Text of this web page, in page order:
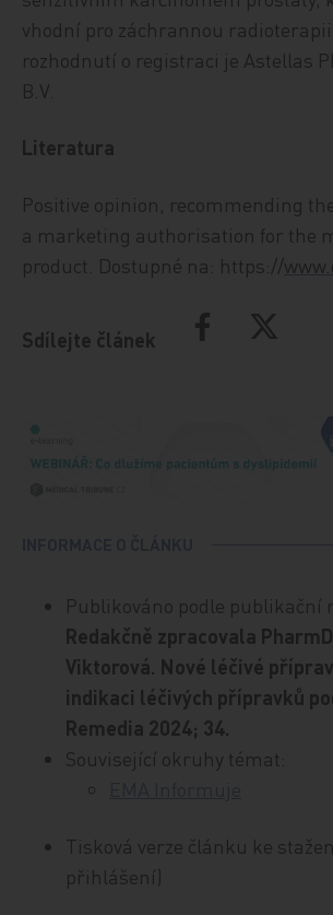
vhodní pro záchrannou
rozhodnutí o registraci je Astellas
B.V.
Literatura
Positive opinion, recommending
a marketing authorisation for the
product. Dostupné na: https://
Sdílejte článek
Publikováno podle publikační
Redakčně zpracovala
Viktorová. Nové léčivé
indikaci léčivých přípravků
Remedia 2024; 34.
Související okruhy témat:
Tisková verze článku ke
přihlášení)